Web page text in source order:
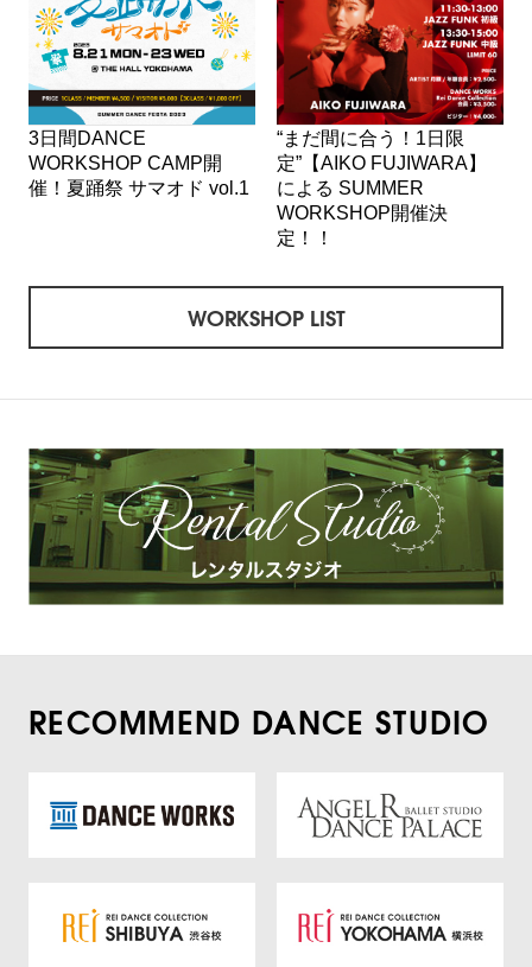
3日間DANCE
WORKSHOP CAMP開
催！夏踊祭 サマオド vol.1
“まだ間に合う！1日限
定”【AIKO FUJIWARA】
による SUMMER
WORKSHOP開催決
定！！
WORKSHOP LIST
RECOMMEND DANCE STUDIO